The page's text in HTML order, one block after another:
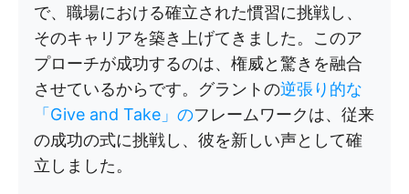
で、職場における確立された慣習に挑戦し、
そのキャリアを築き上げてきました。このア
プローチが成功するのは、権威と驚きを融合
させているからです。グラントの逆張り的な
「Give and Take」のフレームワークは、従来
の成功の式に挑戦し、彼を新しい声として確
立しました。